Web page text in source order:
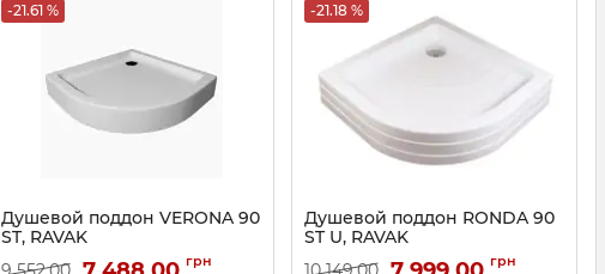
-21.61 %
Душевой поддон VERONA 90
ST, RAVAK
Артикул:XАU0000035 грн
-21.18 %
Душевой поддон RONDA 90
ST U, RAVAK
Артикул: XAU0000001 грн